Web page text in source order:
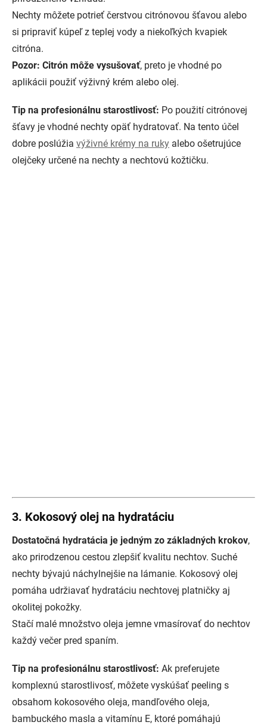
Nechty môžete potrieť čerstvou citrónovou šťavou alebo
si pripraviť kúpeľ z teplej vody a niekoľkých kvapiek
citróna.
Pozor: Citrón môže vysušovať, preto je vhodné po
aplikácii použiť výživný krém alebo olej.
Tip na profesionálnu starostlivosť: Po použití citrónovej
šťavy je vhodné nechty opäť hydratovať. Na tento účel
dobre poslúžia výživné krémy na ruky alebo ošetrujúce
olejčeky určené na nechty a nechtovú kožtičku.
3. Kokosový olej na hydratáciu
Dostatočná hydratácia je jedným zo základných krokov,
ako prirodzenou cestou zlepšiť kvalitu nechtov. Suché
nechty bývajú náchylnejšie na lámanie. Kokosový olej
pomáha udržiavať hydratáciu nechtovej platničky aj
okolitej pokožky.
Stačí malé množstvo oleja jemne vmasírovať do nechtov
každý večer pred spaním.
Tip na profesionálnu starostlivosť: Ak preferujete
komplexnú starostlivosť, môžete vyskúšať peeling s
obsahom kokosového oleja, mandľového oleja,
bambuckého masla a vitamínu E, ktoré pomáhajú